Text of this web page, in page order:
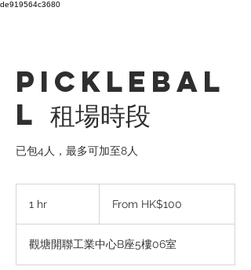
de919564c3680
Picklebal
l 租場時段
已包4人，最多可加至8人
1 hr
Hong
dollars
From HK$100
觀塘開聯工業中心B座5樓06室